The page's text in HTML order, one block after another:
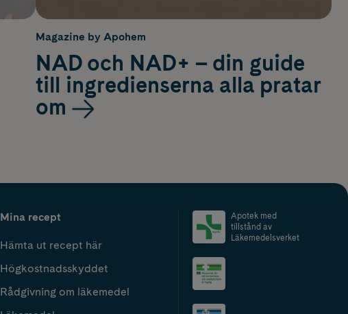
Magazine by Apohem
NAD och NAD+ – din guide
till ingredienserna alla pratar
om
Mina recept
Hämta ut recept här
Högkostnadsskyddet
Rådgivning om läkemedel
Apotek med
tillstånd av
Läkemedelsverket